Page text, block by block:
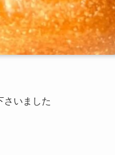
いました